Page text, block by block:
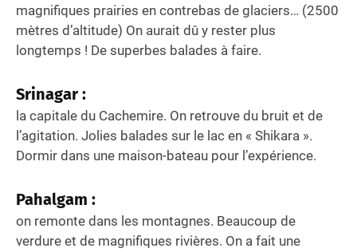
magnifiques prairies en contrebas de glaciers… (2500
mètres d’altitude) On aurait dû y rester plus
longtemps ! De superbes balades à faire.
Srinagar :
la capitale du Cachemire. On retrouve du bruit et de
l’agitation. Jolies balades sur le lac en « Shikara ».
Dormir dans une maison-bateau pour l’expérience.
Pahalgam :
on remonte dans les montagnes. Beaucoup de
verdure et de magnifiques rivières. On a fait une